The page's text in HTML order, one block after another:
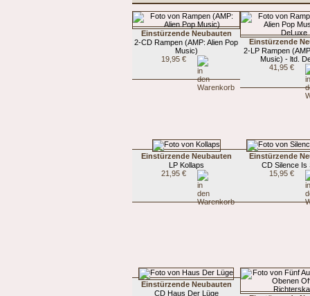
Einstürzende Neubauten
2-CD Rampen (AMP: Alien Pop
Music)
19,95 €
Einstürzende
2-LP Rampen
Music) - ltd.
41,95 €
Einstürzende Neubauten
LP Kollaps
21,95 €
Einstürzende
CD Silence Is
15,95 €
Einstürzende Neubauten
CD Haus Der Lüge